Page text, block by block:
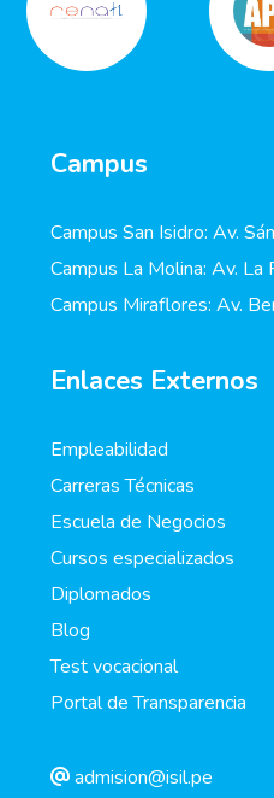
Campus
Campus San Isidro: Av.
Campus La Molina: Av. La
Campus Miraflores: Av.
Enlaces Externos
Empleabilidad
Carreras Técnicas
Escuela de Negocios
Cursos especializados
Diplomados
Blog
Test vocacional
Portal de Transparencia
admision@isil.pe